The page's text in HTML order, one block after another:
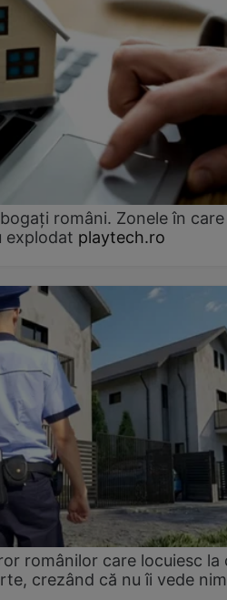
români. Zonele în care
explodat playtech.ro
românilor care locuiesc la
crezând că nu îi vede